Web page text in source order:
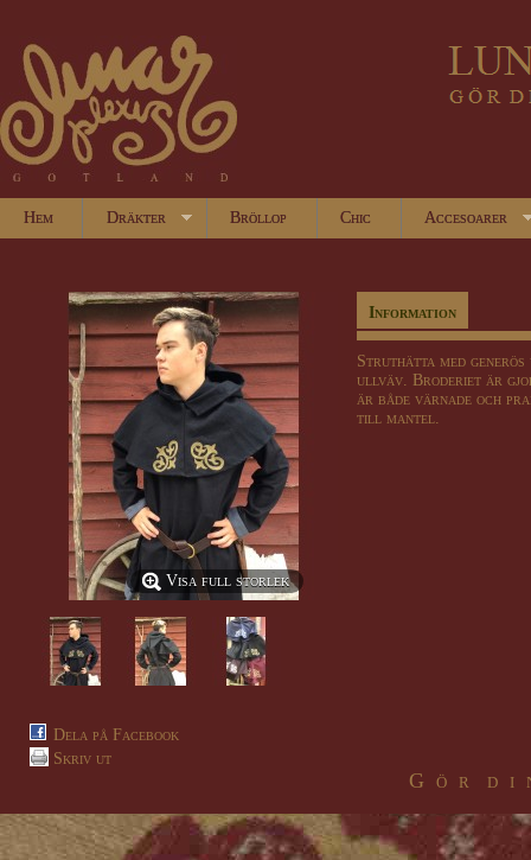
Hem Dräkter Bröllop Chic Accesoarer
Visa full storlek
Dela på Facebook
Skriv ut
Information
Struthätta med
ullväv. Broderiet är
är både värnade och
till mantel.
G ö r d i